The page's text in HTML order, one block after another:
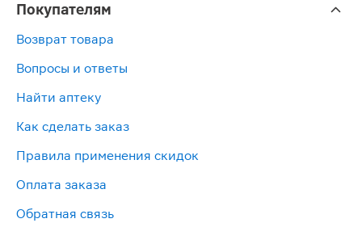
Покупателям
Возврат товара
Вопросы и ответы
Найти аптеку
Как сделать заказ
Правила применения скидок
Оплата заказа
Обратная связь